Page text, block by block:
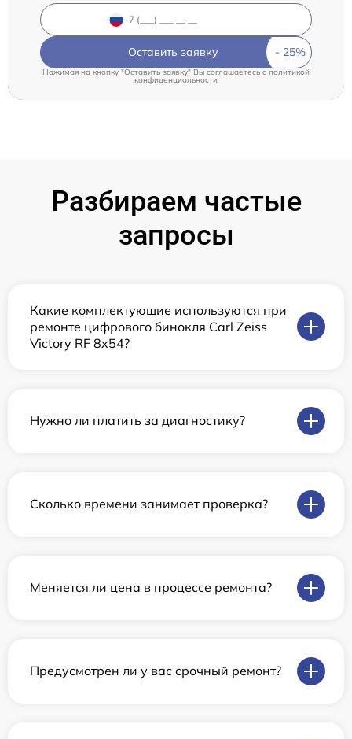
Оставить заявку
Нажимая на кнопку "Оставить заявку" Вы соглашаетесь cполитикой
конфиденциальности
Разбираем частые
запросы
Какие комплектующие используются при
ремонте цифрового бинокля Carl Zeiss
Victory RF 8x54?
Нужно ли платить за диагностику?
Сколько времени занимает проверка?
Меняется ли цена в процессе ремонта?
Предусмотрен ли у вас срочный ремонт?